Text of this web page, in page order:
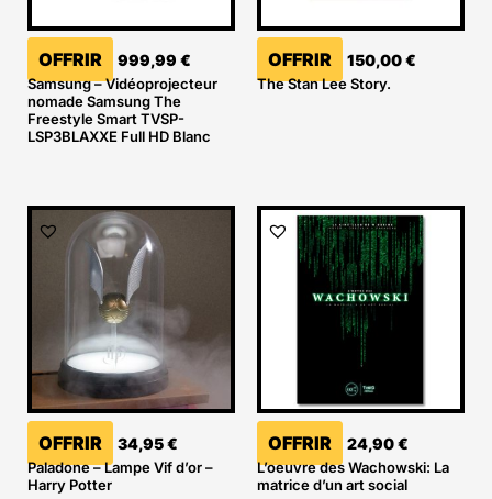
OFFRIR 999,99 €
Samsung – Vidéoprojecteur
nomade Samsung The
Freestyle Smart TVSP-
LSP3BLAXXE Full HD Blanc
OFFRIR 150,00€
The Stan Lee Story.
OFFRIR 34,95€
Paladone – Lampe Vif d’or –
Harry Potter
OFFRIR 24,90€
L’oeuvre des Wachowski: La
matrice d’un art social